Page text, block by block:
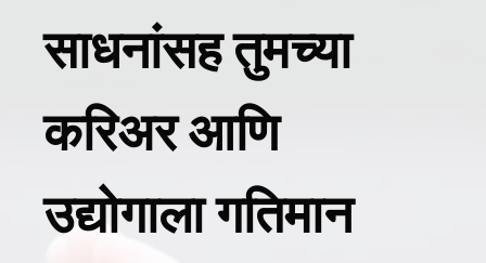
साधनांसह तुमच्या
करिअर आणि
उद्योगाला गतिमान